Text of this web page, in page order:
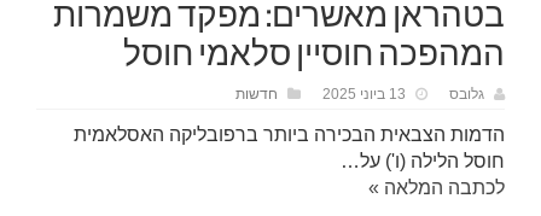
בטהראן מאשרים: מפקד משמרות
המהפכה חוסיין סלאמי חוסל
גלובס 13 ביוני 2025 חדשות
הדמות הצבאית הבכירה ביותר ברפובליקה האסלאמית
חוסל הלילה (ו') על…
לכתבה המלאה »